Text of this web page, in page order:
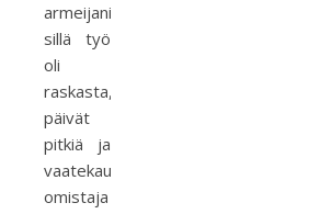
armeijani,
sillä työ
oli
raskasta,
päivät
pitkiä ja
vaatekaupan
omistaja